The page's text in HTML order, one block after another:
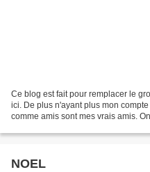
Ce blog est fait pour remplacer le
ici. De plus n'ayant plus mon
comme amis sont mes vrais amis.
NOEL